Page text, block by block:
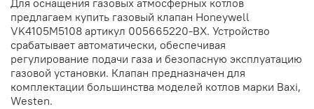
Для оснащения газовых атмосферных котлов
предлагаем купить газовый клапан Honeywell
VK4105M5108 артикул 005665220-BX. Устройство
срабатывает автоматически, обеспечивая
регулирование подачи газа и безопасную эксплуатацию
газовой установки. Клапан предназначен для
комплектации большинства моделей котлов марки Baxi,
Westen.